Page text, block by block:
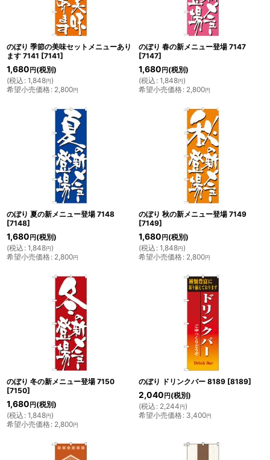
のぼり 季節の美味セットメニューあり
ます 7141 [7141]
1,680 円 (税別)
(税込 : 1,848円)
希望小売価格: 2,800円
のぼり 春の新メニュー登場 7147
[7147]
1,680 円 (税別)
(税込 : 1,848円)
希望小売価格: 2,800円
のぼり 夏の新メニュー登場 7148
[7148]
1,680 円 (税別)
(税込 : 1,848円)
希望小売価格: 2,800円
のぼり 秋の新メニュー登場 7149
[7149]
1,680 円 (税別)
(税込 : 1,848円)
希望小売価格: 2,800円
のぼり 冬の新メニュー登場 7150
[7150]
1,680 円 (税別)
(税込 : 1,848円)
希望小売価格: 2,800円
のぼり ドリンクバー 8189 [8189]
2,040 円 (税別)
(税込 : 2,244円)
希望小売価格: 3,400円